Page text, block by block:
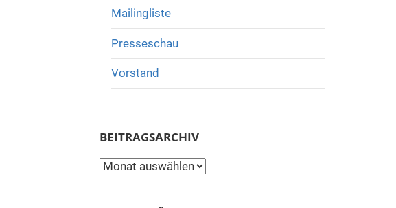
Mailingliste
Presseschau
Vorstand
BEITRAGSARCHIV
Beitragsarchiv